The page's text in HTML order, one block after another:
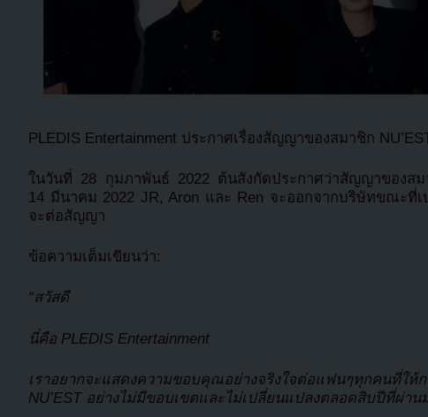
PLEDIS Entertainment ประกาศเรื่องสัญญาของสมาชิก
ในวันที่ 28 กุมภาพันธ์ 2022 ต้นสังกัดประกาศว่าสัญญาของสม
14 มีนาคม 2022 JR, Aron และ Ren จะออกจากบริษัทขณะที่
จะต่อสัญญา
ข้อความเต็มเขียนว่า:
“สวัสดี
นี่คือ PLEDIS Entertainment
เราอยากจะแสดงความขอบคุณอย่างจริงใจต่อแฟนๆทุกคนที่ให้
NU’EST อย่างไม่มีขอบเขตและไม่เปลี่ยนแปลงตลอดสิบปีที่ผ่าน